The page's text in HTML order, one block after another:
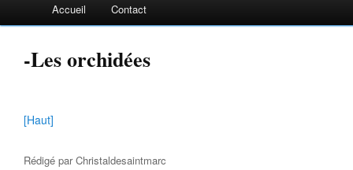
Accueil Contact
-Les orchidées
[Haut]
Rédigé parChristaldesaintmarc